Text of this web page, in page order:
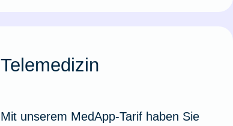
Telemedizin
Mit unserem MedApp-Tarif haben Sie